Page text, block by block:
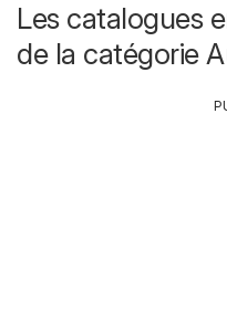
Les catalogues
de la catégorie